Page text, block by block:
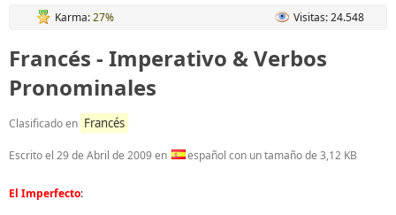
Karma:27% Visitas: 24.548
Francés - Imperativo & Verbos
Pronominales
Clasificado en Francés
Escrito el 29 de Abril de 2009en español con un tamaño de 3,12 KB
El Imperfecto: